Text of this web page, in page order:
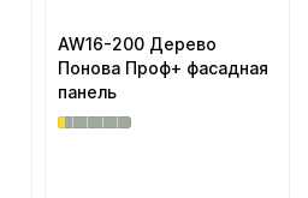
AW16-200 Дерево
Понова Проф+ фасадная
панель